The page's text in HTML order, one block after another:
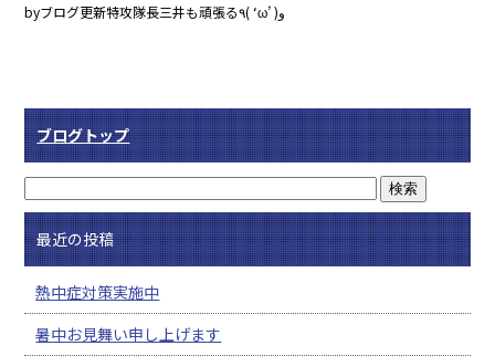
byブログ更新特攻隊長三井も頑張る٩( ‘ω’ )و
ブログトップ
最近の投稿
熱中症対策実施中
暑中お見舞い申し上げます